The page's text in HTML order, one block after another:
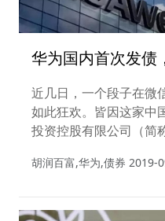
华为国内首次发债
近几日，一个段子在微
如此狂欢。皆因这家
投资控股有限公司（简
胡润百富,华为,债券 2019-